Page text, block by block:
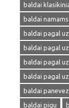
baldai
baldai namams
baldai pagal
baldai pagal
baldai pagal
baldai pagal
baldai
baldai pigu